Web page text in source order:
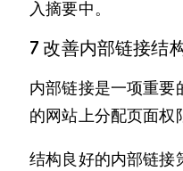
入摘要中。
7 改善内部链接结
内部链接是一项重要
的网站上分配页面权
结构良好的内部链接